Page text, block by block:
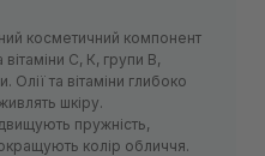
косметичний компонент
С, К, групи В,
Олії та вітаміни глибоко
шкіру.
пружність,
колір обличчя.